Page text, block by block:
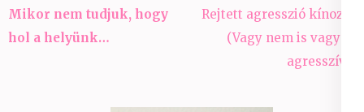
Bejegyzés
navigáció
Mikor nem tudjuk, hogy
hol a helyünk…
Rejtett agresszió kínoz….
(Vagy nem is vagyok
agresszív?)